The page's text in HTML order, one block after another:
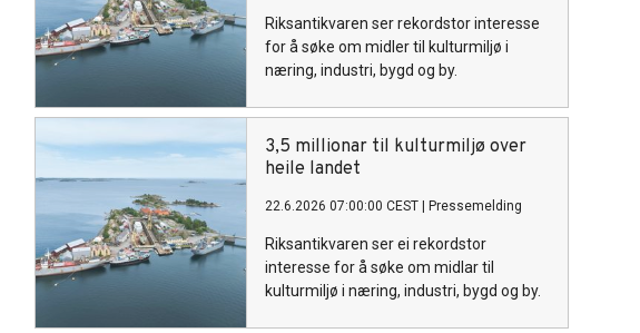
Riksantikvaren ser rekordstor interesse
for å søke om midler til kulturmiljø i
næring, industri, bygd og by.
3,5 millionar til kulturmiljø over
heile landet
22.6.2026 07:00:00 CEST Pressemelding
Riksantikvaren ser ei rekordstor
interesse for å søke om midlar til
kulturmiljø i næring, industri, bygd og by.